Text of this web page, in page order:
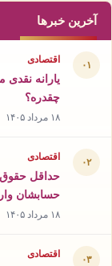
آخرین خبرها
۰۱ اقتصادی
یارانه نقدی
چقدره؟
۱۸ مرداد ۱۴۰۵
۰۲ اقتصادی
حداقل حقوق
حسابشان
۱۸ مرداد ۱۴۰۵
۰۳ اقتصادی